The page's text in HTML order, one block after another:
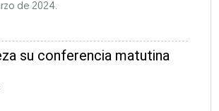
de 2024.
su conferencia matutina